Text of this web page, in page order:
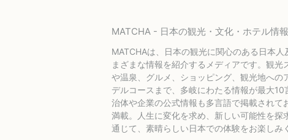
MATCHA - 日本の観光・文化・ホテル情
MATCHAは、日本の観光に関心のある日本人
まざまな情報を紹介するメディアです。観
や温泉、グルメ、ショッピング、観光地への
デルコースまで、多岐にわたる情報が最大10
治体や企業の公式情報も多言語で掲載されて
満載。人生に変化を求め、新しい可能性を探
通じて、素晴らしい日本での体験をお楽しみ